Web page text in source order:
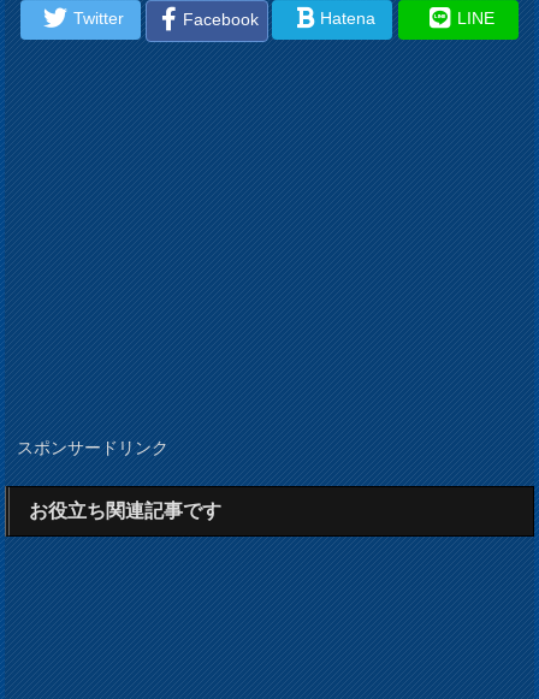
Twitter
Facebook Hatena LINE
スポンサードリンク
お役立ち関連記事です